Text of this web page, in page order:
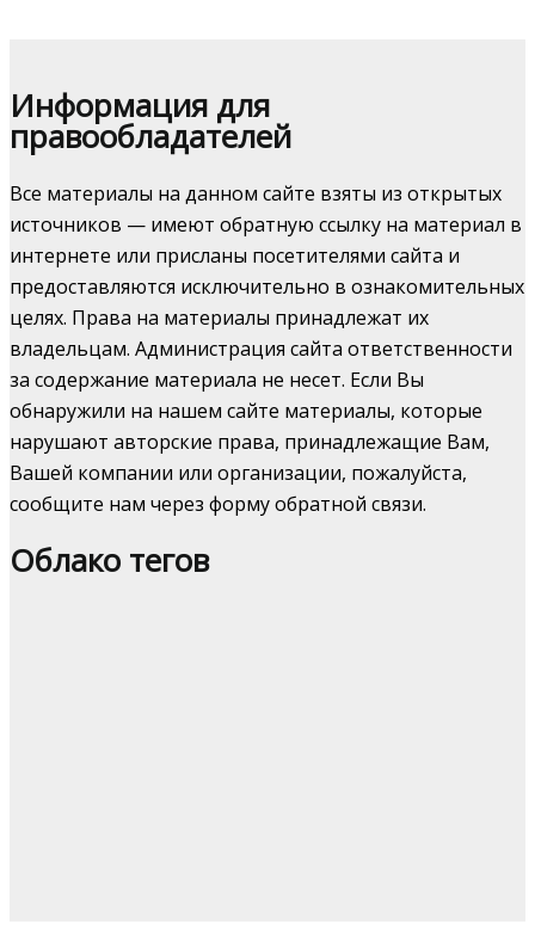
Информация для
правообладателей
Все материалы на данном сайте взяты из открытых
источников — имеют обратную ссылку на материал в
интернете или присланы посетителями сайта и
предоставляются исключительно в ознакомительных
целях. Права на материалы принадлежат их
владельцам. Администрация сайта ответственности
за содержание материала не несет. Если Вы
обнаружили на нашем сайте материалы, которые
нарушают авторские права, принадлежащие Вам,
Вашей компании или организации, пожалуйста,
сообщите нам через форму обратной связи.
Облако тегов